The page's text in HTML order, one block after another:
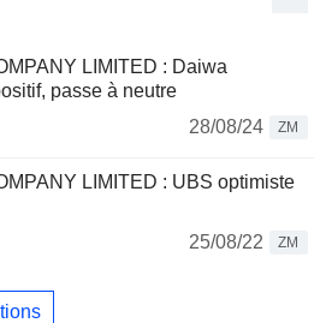
LIMITED : Daiwa
passe à neutre
28/08/24
ZM
LIMITED : UBS optimiste
25/08/22
ZM